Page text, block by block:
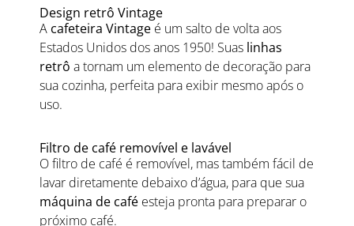
Design retrô Vintage
A cafeteira Vintage é um salto de volta aos
Estados Unidos dos anos 1950! Suas linhas
retrô a tornam um elemento de decoração para
sua cozinha, perfeita para exibir mesmo após o
uso.
Filtro de café removível e lavável
O filtro de café é removível, mas também fácil de
lavar diretamente debaixo d’água, para que sua
máquina de café esteja pronta para preparar o
próximo café.